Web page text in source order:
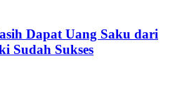
Dapat Uang Saku dari
Sudah Sukses